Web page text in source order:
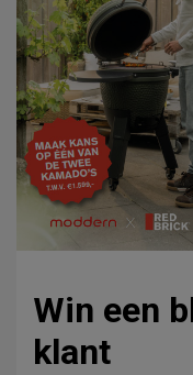
Win een
klant